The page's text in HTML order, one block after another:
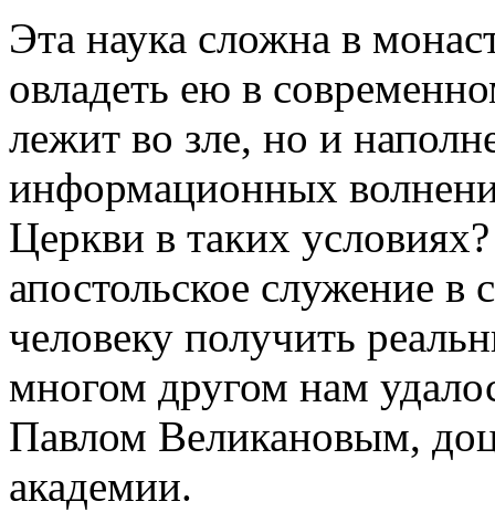
Эта наука сложна в
овладеть ею в
лежит во зле, но и
информационных
Церкви в таких
апостольское служение
человеку получить
многом другом нам
Павлом Великановым,
академии.